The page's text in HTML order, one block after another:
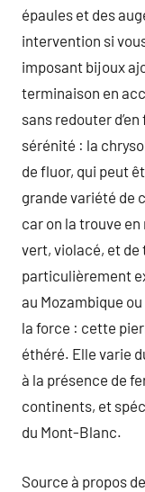
épaules et des
intervention si
imposant bijoux
terminaison en
sans redouter
sérénité : la
de fluor, qui peut
grande variété de
car on la trouve
vert, violacé, et
particulièrement
au Mozambique
la force : cette
éthéré. Elle varie
à la présence de
continents, et
du Mont-Blanc.
Source à propos de